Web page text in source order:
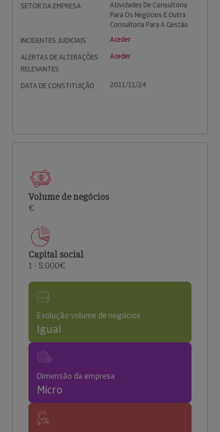
SETOR DA EMPRESA
Atividades De Consultoria
Para Os Negócios E Outra
Consultoria Para A Gestão
INCIDENTES JUDICIAIS
Aceder
ALERTAS DE ALTERAÇÕES
RELEVANTES
Aceder
DATA DE CONSTITUIÇÃO 2011/11/24
Volume de negócios
€
Capital social
1 - 5.000€
Evolução volume de negócios
Igual
Dimensão da empresa
Micro